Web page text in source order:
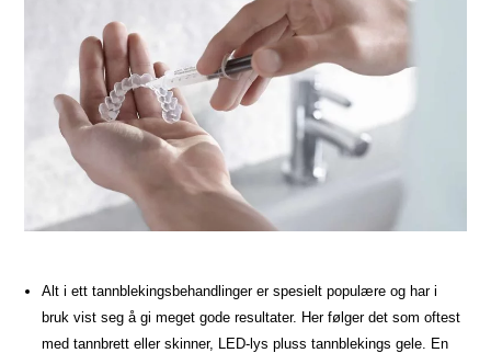
Alt i ett tannblekingsbehandlinger er spesielt populære og har i
bruk vist seg å gi meget gode resultater. Her følger det som oftest
med tannbrett eller skinner, LED-lys pluss tannblekings gele. En